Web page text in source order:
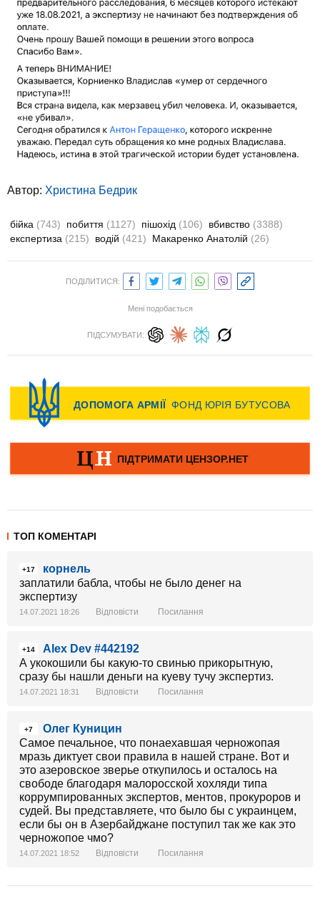
Автор: Христина Бедрик
бійка (743) побиття (1127) пішохід (106) вбивство (3388)
експертиза (215) водій (421) Макаренко Анатолій (26)
ПОДІЛИТИСЯ:
Мені подобається
ПІДСУМУВАТИ:
ТОП КОМЕНТАРІ
+17
корнель
заплатили бабла, чтобы не было денег на
экспертизу
14.07.2021 18:26 Відповісти Посилання
+14
Alex Dev #442192
А укокошили бы какую-то свинью прикорытную,
сразу бы нашли деньги на куеву тучу экспертиз.
14.07.2021 18:31 Відповісти Посилання
+7
Олег Куницин
Самое печальное, что понаехавшая черножопая
мразь диктует свои правила в нашей стране. Вот и
это азеровское зверье откупилось и осталось на
свободе благодаря малоросской хохляди типа
коррумпированных экспертов, ментов, прокуроров и
судей. Вы представляете, что было бы с украинцем,
если бы он в Азербайджане поступил так же как это
черножопое чмо?
14.07.2021 18:52 Відповісти Посилання